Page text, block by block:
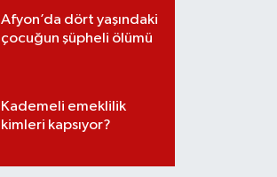
Afyon’da dört yaşındaki
çocuğun şüpheli ölümü
Kademeli emeklilik
kimleri kapsıyor?